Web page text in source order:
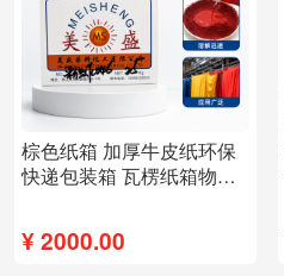
棕色纸箱 加厚牛皮纸环保
快递包装箱 瓦楞纸箱物流
¥2000.00